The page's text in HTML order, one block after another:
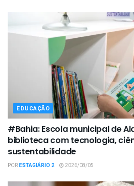
EDUCAÇÃO
#Bahia: Escola municipal de
biblioteca com tecnologia,
sustentabilidade
PORESTAGIÁRIO 2 2026/08/05